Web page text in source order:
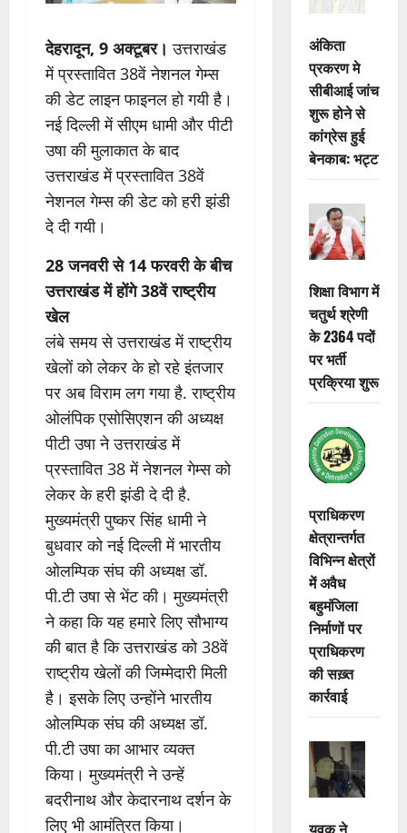
देहरादून, 9 अक्टूबर। उत्तराखंड
में प्रस्तावित 38वें नेशनल गेम्स
की डेट लाइन फाइनल हो गयी है।
नई दिल्ली में सीएम धामी और पीटी
उषा की मुलाकात के बाद
उत्तराखंड में प्रस्तावित 38वें
नेशनल गेम्स की डेट को हरी झंडी
दे दी गयी।
28 जनवरी से 14 फरवरी के बीच
उत्तराखंड में होंगे 38वें राष्ट्रीय
खेल
लंबे समय से उत्तराखंड में राष्ट्रीय
खेलों को लेकर के हो रहे इंतजार
पर अब विराम लग गया है. राष्ट्रीय
ओलंपिक एसोसिएशन की अध्यक्ष
पीटी उषा ने उत्तराखंड में
प्रस्तावित 38 में नेशनल गेम्स को
लेकर के हरी झंडी दे दी है.
मुख्यमंत्री पुष्कर सिंह धामी ने
बुधवार को नई दिल्ली में भारतीय
ओलम्पिक संघ की अध्यक्ष डॉ.
पी.टी उषा से भेंट की। मुख्यमंत्री
ने कहा कि यह हमारे लिए सौभाग्य
की बात है कि उत्तराखंड को 38वें
राष्ट्रीय खेलों की जिम्मेदारी मिली
है। इसके लिए उन्होंने भारतीय
ओलम्पिक संघ की अध्यक्ष डॉ.
पी.टी उषा का आभार व्यक्त
किया। मुख्यमंत्री ने उन्हें
बदरीनाथ और केदारनाथ दर्शन के
लिए भी आमंत्रित किया।
अंकिता
प्रकरण मे
सीबीआई जांच
शुरू होने से
कांग्रेस हुई
बेनकाब: भट्ट
शिक्षा विभाग में
चतुर्थ श्रेणी
के 2364 पदों
पर भर्ती
प्रक्रिया शुरू
प्राधिकरण
क्षेत्रान्तर्गत
विभिन्न क्षेत्रों
में अवैध
बहुमंजिला
निर्माणों पर
प्राधिकरण
की सख़्त
कार्रवाई